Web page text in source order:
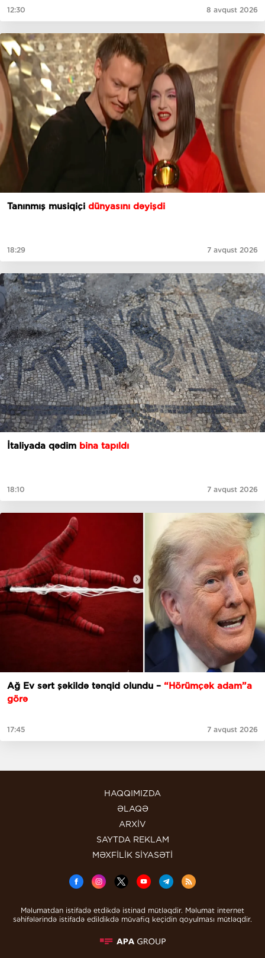
12:30 8 avqust 2026
Tanınmış musiqiçi dünyasını dəyişdi
18:29 7 avqust 2026
İtaliyada qədim bina tapıldı
18:10 7 avqust 2026
Ağ Ev sərt şəkildə tənqid olundu – “Hörümçək adam”a
görə
17:45 7 avqust 2026
HAQQIMIZDA
ƏLAQƏ
ARXİV
SAYTDA REKLAM
MƏXFİLİK SİYASƏTİ
Məlumatdan istifadə etdikdə istinad mütləqdir. Məlumat internet
səhifələrində istifadə edildikdə müvafiq keçidin qoyulması mütləqdir.